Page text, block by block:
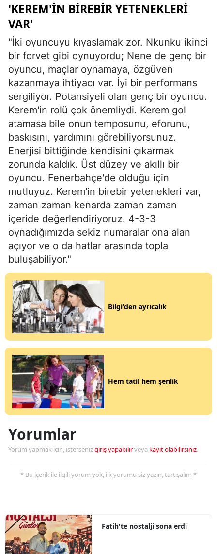
'KEREM'İN BİREBİR YETENEKLERİ
VAR'
"İki oyuncuyu kıyaslamak zor. Nkunku ikinci
bir forvet gibi oynuyordu; Nene de genç bir
oyuncu, maçlar oynamaya, özgüven
kazanmaya ihtiyacı var. İyi bir performans
sergiliyor. Potansiyeli olan genç bir oyuncu.
Kerem'in rolü çok önemliydi. Kerem gol
atamasa bile onun temposunu, eforunu,
baskısını, yardımını görebiliyorsunuz.
Enerjisi bittiğinde kendisini çıkarmak
zorunda kaldık. Üst düzey ve akıllı bir
oyuncu. Fenerbahçe'de olduğu için
mutluyuz. Kerem'in birebir yetenekleri var,
zaman zaman kenarda zaman zaman
içeride değerlendiriyoruz. 4-3-3
oynadığımızda sekiz numaralar ona alan
açıyor ve o da hatlar arasında topla
buluşabiliyor."
Bilgi'den ayrıcalık
Hem tatil hem şenlik
Yorumlar
Yorum yapmak için, istersenizgiriş yapabilirveya kayıt olabilirsiniz.
* Bu içerik ile ilgili yorum yok, ilk yorumu siz yazın, tartışalım *
Fatih'te nostalji sona erdi